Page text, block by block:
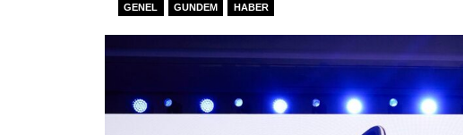
GENEL GUNDEM HABER